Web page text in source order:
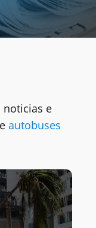
noticias e
autobuses